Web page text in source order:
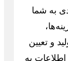
به شما
و تعیین
به